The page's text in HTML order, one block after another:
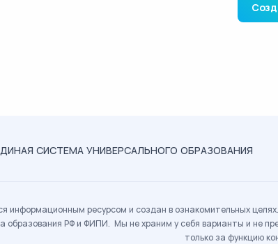
СИСТЕМА УНИВЕРСАЛЬНОГО ОБРАЗОВАНИЯ
информационным ресурсом и создан в ознакомительных
образования РФ и ФИПИ. Мы не храним у себя варианты и не
только за функцию